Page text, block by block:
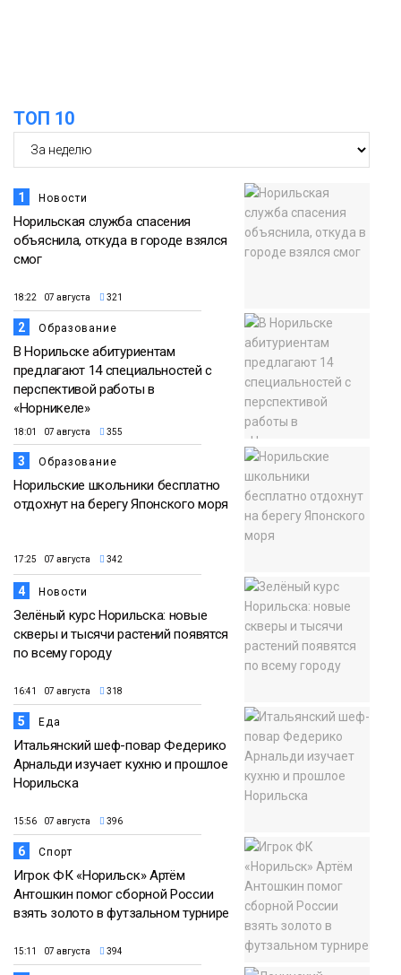
ТОП 10
1 Новости
Норильская служба спасения
объяснила, откуда в городе взялся
смог
18:22 07 августа 321
2 Образование
В Норильске абитуриентам
предлагают 14 специальностей с
перспективой работы в
«Норникеле»
18:01 07 августа 355
3 Образование
Норильские школьники бесплатно
отдохнут на берегу Японского моря
17:25 07 августа 342
4 Новости
Зелёный курс Норильска: новые
скверы и тысячи растений появятся
по всему городу
16:41 07 августа 318
5 Еда
Итальянский шеф-повар Федерико
Арнальди изучает кухню и прошлое
Норильска
15:56 07 августа 396
6 Спорт
Игрок ФК «Норильск» Артём
Антошкин помог сборной России
взять золото в футзальном турнире
15:11 07 августа 394